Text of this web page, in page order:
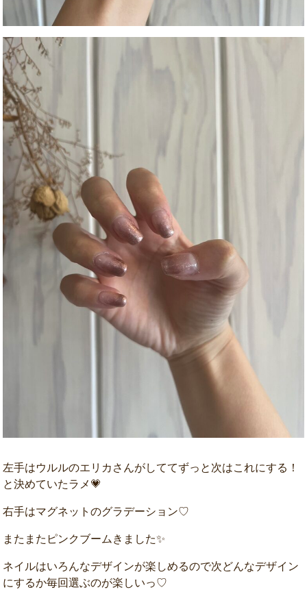
左手はウルルのエリカさんがしててずっと次はこれにする！
と決めていたラメ💗
右手はマグネットのグラデーション♡
またまたピンクブームきました✨
ネイルはいろんなデザインが楽しめるので次どんなデザイン
にするか毎回選ぶのが楽しいっ♡